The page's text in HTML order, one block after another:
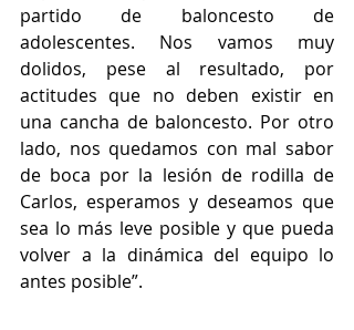
partido de baloncesto de
adolescentes. Nos vamos muy
dolidos, pese al resultado, por
actitudes que no deben existir en
una cancha de baloncesto. Por otro
lado, nos quedamos con mal sabor
de boca por la lesión de rodilla de
Carlos, esperamos y deseamos que
sea lo más leve posible y que pueda
volver a la dinámica del equipo lo
antes posible”.